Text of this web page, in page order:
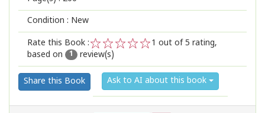
Condition : New
Rate this Book :
2
1
1 out of 5 rating,
based on
1 review(s)
Share this Book Ask to AI about this book